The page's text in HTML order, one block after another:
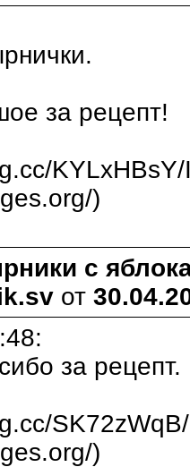
за рецепт!
)
с
от
за
)